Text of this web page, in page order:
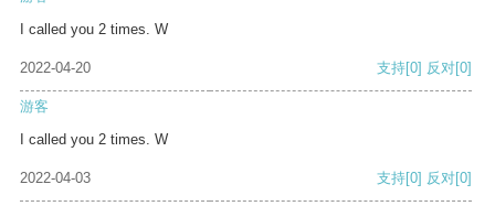
I called you 2 times. W
2022-04-20 支持[0] 反对[0]
游客
I called you 2 times. W
2022-04-03 支持[0] 反对[0]